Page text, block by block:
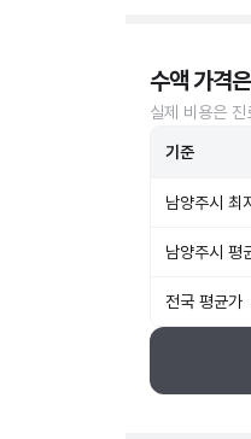
수액 가격
실제 비용은
기준
남양주시 최
남양주시 평
전국 평균가